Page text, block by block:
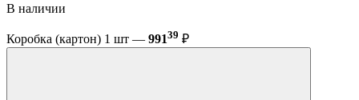
В наличии
Коробка (картон) 1 шт — 99139 ₽